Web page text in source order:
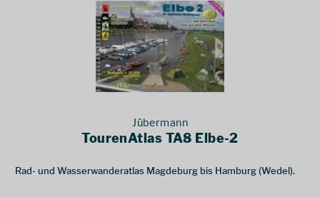
Jübermann
TourenAtlas TA8 Elbe-2
Rad- und Wasserwanderatlas Magdeburg bis Hamburg (Wedel).